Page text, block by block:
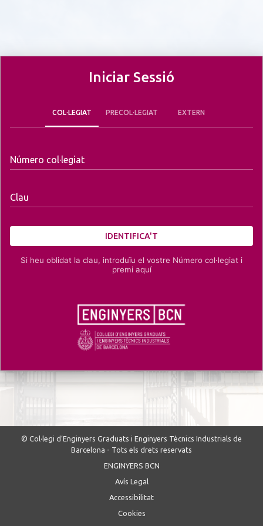
Iniciar Sessió
COL·LEGIAT PRECOL·LEGIAT EXTERN
Número col·legiat
Clau
IDENTIFICA'T
Si heu oblidat la clau, introduïu el vostre Número col·legiat i
premi aquí
© Col·legi d’Enginyers Graduats i Enginyers Tècnics Industrials de
Barcelona - Tots els drets reservats
ENGINYERS BCN
Avís Legal
Accessibilitat
Cookies